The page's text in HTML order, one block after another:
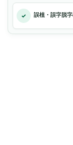
✓ 誤植・誤字脱